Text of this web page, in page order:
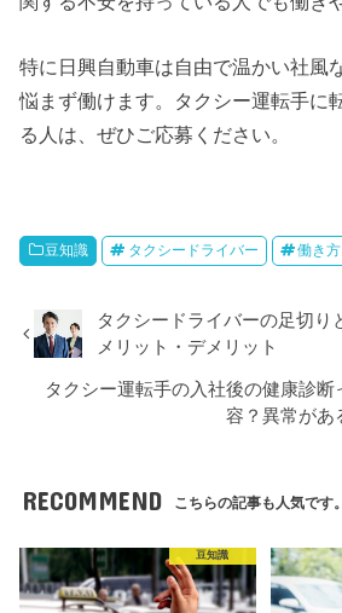
特に日興自動車は自由で温かい社風
悩まず働けます。タクシー運転手に
る人は、ぜひご応募ください。
豆知識 タクシードライバー 働き方
タクシードライバーの足切り
メリット・デメリット
タクシー運転手の入社後の健康診断
容？異常があ
RECOMMEND こちらの記事も人気です。
豆知識